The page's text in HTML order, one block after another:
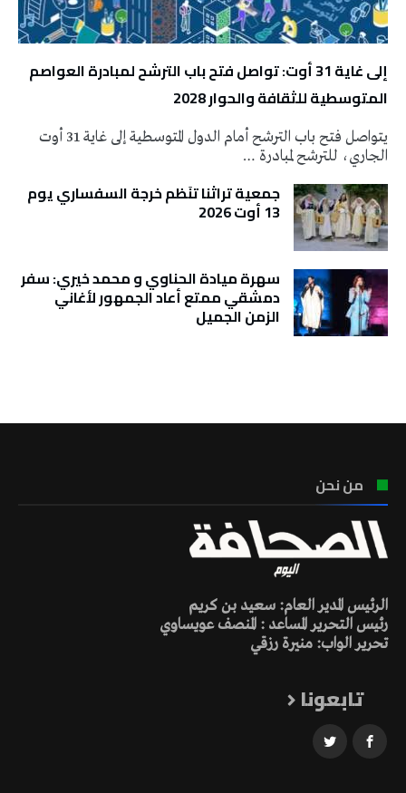
إلى غاية 31 أوت: تواصل فتح باب الترشح لمبادرة العواصم
المتوسطية للثقافة والحوار 2028
يتواصل فتح باب الترشح أمام الدول المتوسطية إلى غاية 31 أوت
الجاري، للترشح لمبادرة …
جمعية تراثنا تنَظم خرجة السفساري يوم
13 أوت 2026
سهرة ميادة الحناوي و محمد خيري: سفر
دمشقي ممتع أعاد الجمهور لأغاني
الزمن الجميل
من نحن
الرئيس المدير العام: سعيد بن كريم
رئيس التحرير المساعد : المنصف عويساوي
تحرير الواب: منيرة رزقي
تابعونا